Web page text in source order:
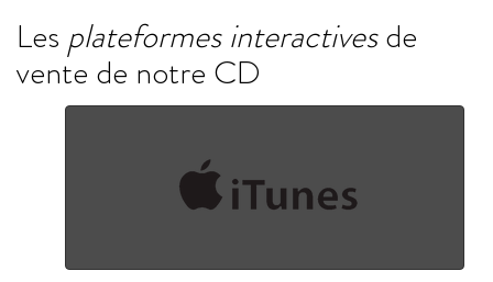
Les plateformes interactivesde
vente de notre CD